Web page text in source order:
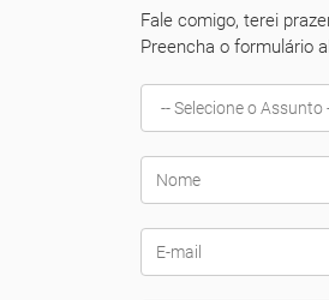
Fale comigo, terei
Preencha o formulário